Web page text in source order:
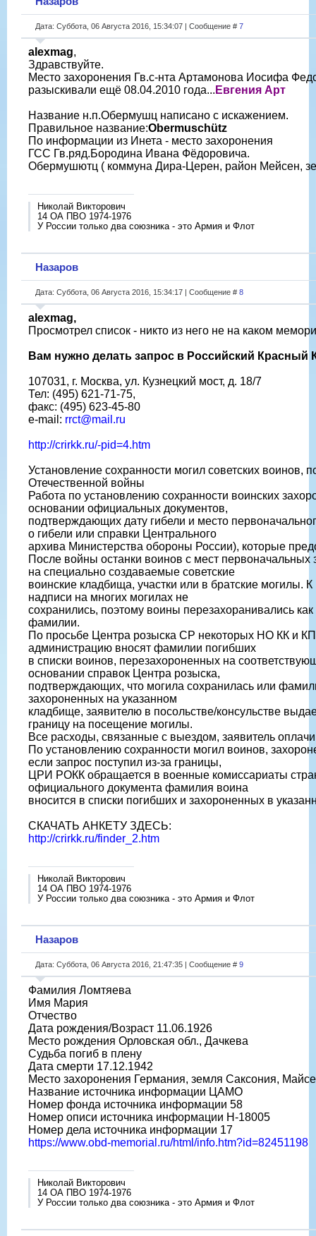
Дата: Суббота, 06 Августа 2016, 15:34:07 | Сообщение # 7
alexmag,
Здравствуйте.
Место захоронения Гв.с-нта Артамонова Иосифа
разыскивали ещё 08.04.2010 года... Евгения Арт
Название н.п.Обермушц написано с искажением.
Правильное название:Obermuschütz
По информации из Инета - место захоронения
ГСС Гв.ряд.Бородина Ивана Фёдоровича.
Обермушютц ( коммуна Дира-Церен, район Мейсен,
Николай Викторович
14 ОА ПВО 1974-1976
У России только два союзника - это Армия и Флот
Назаров
Дата: Суббота, 06 Августа 2016, 15:34:17 | Сообщение # 8
alexmag,
Просмотрел список - никто из него не на каком
Вам нужно делать запрос в Российский Красный
107031, г. Москва, ул. Кузнецкий мост, д. 18/7
Тел: (495) 621-71-75,
факс: (495) 623-45-80
e-mail: rrct@mail.ru
http://crirkk.ru/-pid=4.htm
Установление сохранности могил советских воинов,
Отечественной войны
Работа по установлению сохранности воинских
основании официальных документов,
подтверждающих дату гибели и место
о гибели или справки Центрального
архива Министерства обороны России), которые
После войны останки воинов с мест первоначальных
на специально создаваемые советские
воинские кладбища, участки или в братские могилы.
надписи на многих могилах не
сохранились, поэтому воины перезахоранивались
фамилии.
По просьбе Центра розыска СР некоторых НО КК и
администрацию вносят фамилии погибших
в списки воинов, перезахороненных на
основании справок Центра розыска,
подтверждающих, что могила сохранилась или
захороненных на указанном
кладбище, заявителю в посольстве/консульстве
границу на посещение могилы.
Все расходы, связанные с выездом, заявитель
По установлению сохранности могил воинов,
если запрос поступил из-за границы,
ЦРИ РОКК обращается в военные комиссариаты
официального документа фамилия воина
вносится в списки погибших и захороненных в
СКАЧАТЬ АНКЕТУ ЗДЕСЬ:
http://crirkk.ru/finder_2.htm
Николай Викторович
14 ОА ПВО 1974-1976
У России только два союзника - это Армия и Флот
Назаров
Дата: Суббота, 06 Августа 2016, 21:47:35 | Сообщение # 9
Фамилия Ломтяева
Имя Мария
Отчество
Дата рождения/Возраст 11.06.1926
Место рождения Орловская обл., Дачкева
Судьба погиб в плену
Дата смерти 17.12.1942
Место захоронения Германия, земля Саксония,
Название источника информации ЦАМО
Номер фонда источника информации 58
Номер описи источника информации H-18005
Номер дела источника информации 17
https://www.obd-memorial.ru/html/info.htm?id=82451198
Николай Викторович
14 ОА ПВО 1974-1976
У России только два союзника - это Армия и Флот